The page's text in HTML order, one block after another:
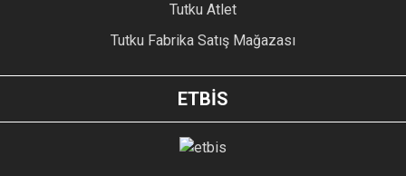
Tutku Atlet
Tutku Fabrika Satış Mağazası
ETBİS